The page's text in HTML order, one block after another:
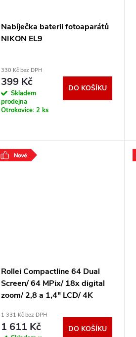
Nabíječka baterii fotoaparátů
NIKON EL9
330 Kč bez DPH
399 Kč
Skladem
prodejna
Otrokovice: 2 ks
DO KOŠÍKU
Rollei Compactline 64 Dual
Screen/ 64 MPix/ 18x digital
zoom/ 2,8 a 1,4" LCD/ 4K
1 331 Kč bez DPH
1 611 Kč DO KOŠÍKU